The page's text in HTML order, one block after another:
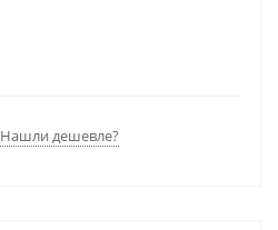
Нашли дешевле?